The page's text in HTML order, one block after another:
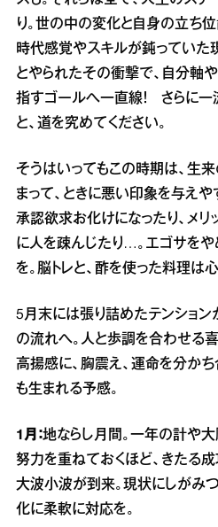
り。世の中の変化と自身の立ち
時代感覚やスキルが鈍っていた
とやられたその衝撃で、自分軸
指すゴールへ一直線！ さらに一
と、道を究めてください。
そうはいってもこの時期は、生
まって、ときに悪い印象を与えや
承認欲求お化けになったり、メリ
に人を疎んじたり…。エゴサをや
を。脳トレと、酢を使った料理は
5月末には張り詰めたテンション
の流れへ。人と歩調を合わせる
高揚感に、胸震え、運命を分か
も生まれる予感。
1月：地ならし月間。一年の計や
努力を重ねておくほど、きたる成
大波小波が到来。現状にしがみ
化に柔軟に対応を。